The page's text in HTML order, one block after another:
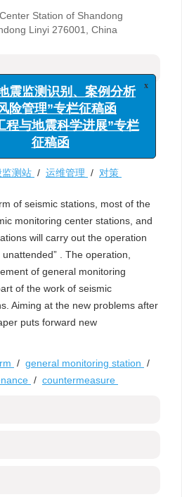
Station of Shandong
Linyi 276001, China
部分工作人员将集中到地震监测中
“有人看护，无人值守” 运行模
理是地震监测中心站工作的一项重
后出现的新问题，提出了新对策。
监测站 / 运维管理 / 对策
of seismic stations, most of the
monitoring center stations, and
will carry out the operation
. The operation,
of general monitoring
of the work of seismic
Aiming at the new problems after
puts forward new
/ general monitoring station /
/ countermeasure
x
震监测识别、案例分析
险管理”专栏征稿函
程与地震科学进展”专栏
征稿函